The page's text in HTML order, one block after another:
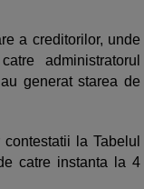
a creditorilor, unde
administratorul
generat starea de
la Tabelul
catre instanta la 4